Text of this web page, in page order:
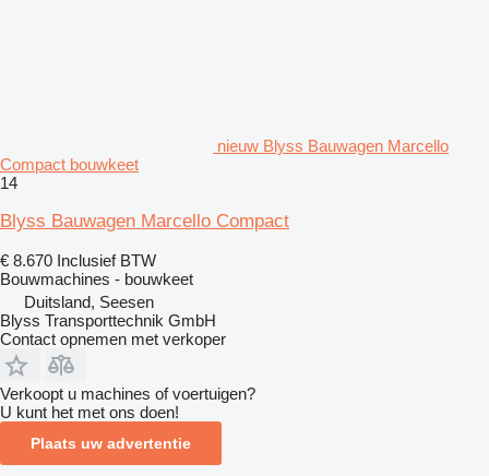
nieuw Blyss Bauwagen Marcello
Compact bouwkeet
14
Blyss Bauwagen Marcello Compact
€ 8.670 Inclusief BTW
Bouwmachines - bouwkeet
Duitsland, Seesen
Blyss Transporttechnik GmbH
Contact opnemen met verkoper
Verkoopt u machines of voertuigen?
U kunt het met ons doen!
Plaats uw advertentie